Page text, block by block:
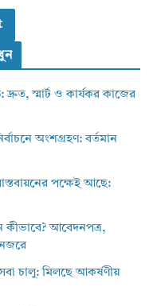
স্মার্ট ও কার্যকর কাজের
অংশগ্রহণ: বর্তমান
পক্ষেই আছে:
কীভাবে? আবেদনপত্র,
চালু: মিলছে আকর্ষণীয়